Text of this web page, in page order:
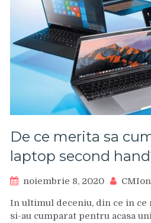
De ce merita sa
laptop second
noiembrie 8, 2020
In ultimul deceniu, din ce in ce
si-au cumparat pentru acasa